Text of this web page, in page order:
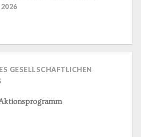
GESELLSCHAFTLICHEN